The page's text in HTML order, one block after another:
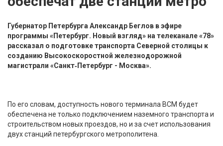
Губернатор Петербурга Александр Беглов в эфире
программы «Петербург. Новый взгляд» на телеканале «78»
рассказал о подготовке транспорта Северной столицы к
созданию Высокоскоростной железнодорожной
магистрали «Санкт‑Петербург - Москва».
По его словам, доступность нового терминала ВСМ будет
обеспечена не только подключением наземного транспорта и
строительством новых проездов, но и за счет использования
двух станций петербургского метрополитена.